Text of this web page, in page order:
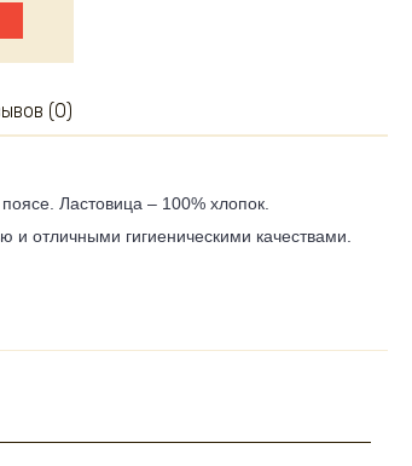
Ластовица – 100% хлопок.
и отличными гигиеническими качествами.
(0)